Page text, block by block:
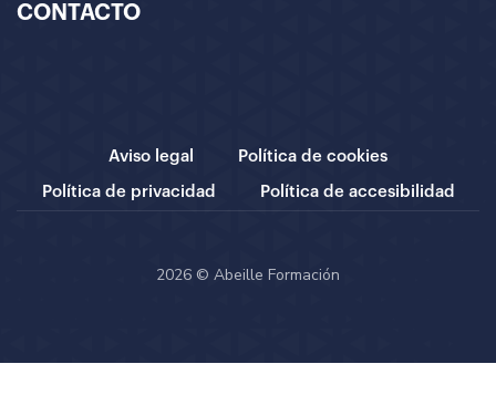
CONTACTO
Aviso legal Política de cookies
Política de privacidad Política de accesibilidad
2026 © Abeille Formación